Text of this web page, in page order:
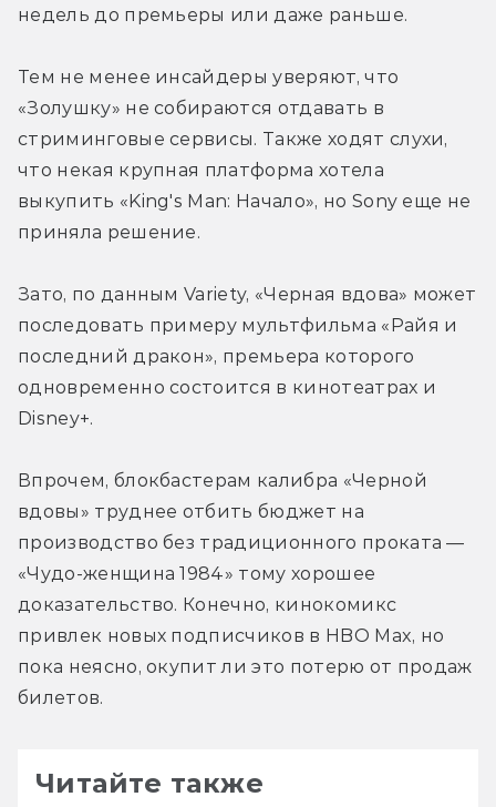
недель до премьеры или даже раньше.
Тем не менее инсайдеры уверяют, что
«Золушку» не собираются отдавать в
стриминговые сервисы. Также ходят слухи,
что некая крупная платформа хотела
выкупить «King's Man: Начало», но Sony еще не
приняла решение.
Зато, по данным Variety, «Черная вдова» может
последовать примеру мультфильма «Райя и
последний дракон», премьера которого
одновременно состоится в кинотеатрах и
Disney+.
Впрочем, блокбастерам калибра «Черной
вдовы» труднее отбить бюджет на
производство без традиционного проката —
«Чудо-женщина 1984» тому хорошее
доказательство. Конечно, кинокомикс
привлек новых подписчиков в HBO Max, но
пока неясно, окупит ли это потерю от продаж
билетов.
Читайте также